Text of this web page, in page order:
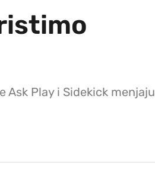
Play i Sidekick menjaju